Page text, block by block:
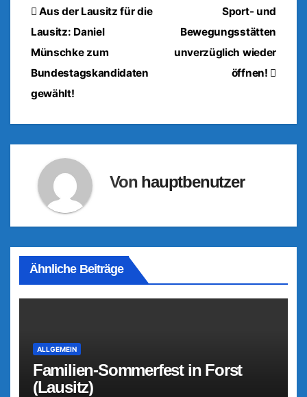
Beitragsnavigation
Sport- und
Bewegungsstätten
unverzüglich wieder
öffnen!
Aus der Lausitz für die
Lausitz: Daniel
Münschke zum
Bundestagskandidaten
gewählt!
Von hauptbenutzer
Ähnliche Beiträge
ALLGEMEIN
Familien-Sommerfest in Forst
(Lausitz)